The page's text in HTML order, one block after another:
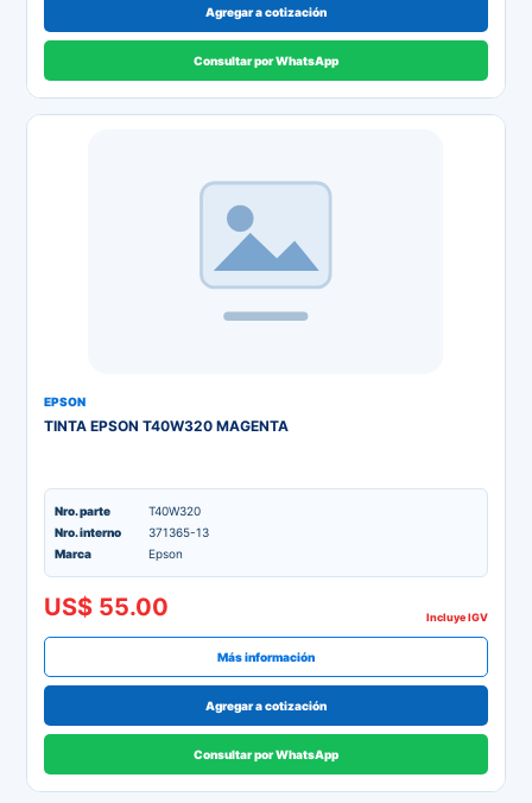
Agregar a cotización
Consultar por WhatsApp
EPSON
TINTA EPSON T40W320 MAGENTA
Nro. parte
T40W320
Nro. interno
371365-13
Marca
Epson
US$ 55.00 Incluye IGV
Más información
Agregar a cotización
Consultar por WhatsApp